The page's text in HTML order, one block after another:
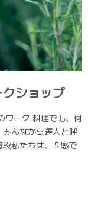
ショップ
ワーク 料理でも、何
んなから達人と呼
私たちは、５感で